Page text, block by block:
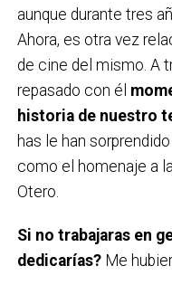
aunque durante tres
Ahora, es otra vez
de cine del mismo. A
repasado con él
historia de nuestro
has le han
como el homenaje a
Otero.
Si no trabajaras en
dedicarías?Me